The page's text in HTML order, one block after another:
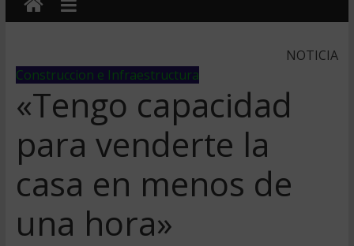
NOTICIA
Construccion e Infraestructura
«Tengo capacidad
para venderte la
casa en menos de
una hora»